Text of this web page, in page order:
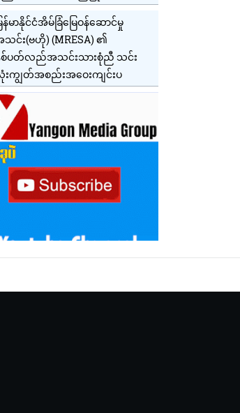
၃၀ ကျော်တို့ကို လက်ခံစောင့်ရှောက်ထား
ြန်မာနိုင်ငံအိမ်ခြံမြေဝန်ဆောင်မှု
င်း(ဗဟို) (MRESA) ၏
ပတ်လည်အသင်းသားစုံညီ သင်း
ကျွတ်အစည်းအဝေးကျင်းပ